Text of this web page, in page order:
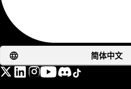
简体中文